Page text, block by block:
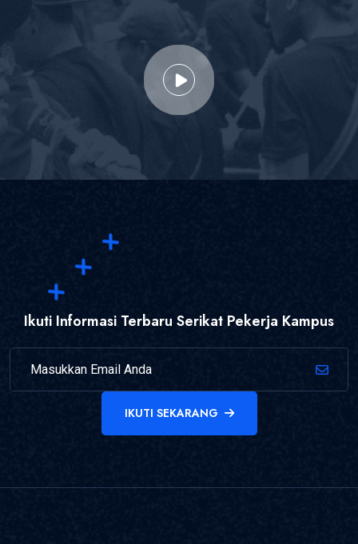
Ikuti Informasi Terbaru Serikat Pekerja Kampus
IKUTI SEKARANG